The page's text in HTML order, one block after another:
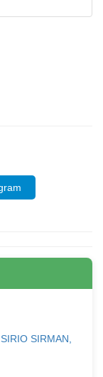
SIRMAN,